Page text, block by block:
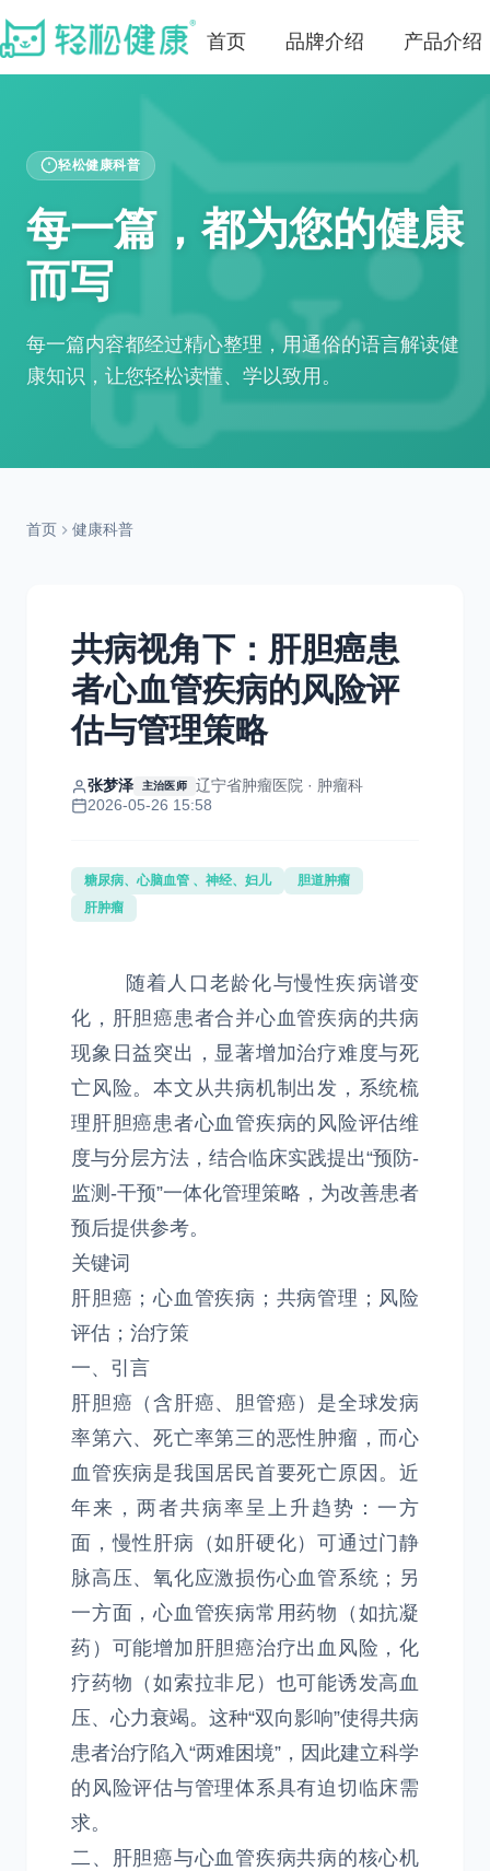
首页 品牌介绍 产品介绍
轻松健康科普
每一篇，都为您的健康
而写
每一篇内容都经过精心整理，用通俗的语言解读健
康知识，让您轻松读懂、学以致用。
首页 健康科普
共病视角下：肝胆癌患
者心血管疾病的风险评
估与管理策略
张梦泽 主治医师
辽宁省肿瘤医院 · 肿瘤科
2026-05-26 15:58
糖尿病、心脑血管 、神经、妇儿
胆道肿瘤
肝肿瘤
随着人口老龄化与慢性疾病谱变
化，肝胆癌患者合并心血管疾病的共病
现象日益突出，显著增加治疗难度与死
亡风险。本文从共病机制出发，系统梳
理肝胆癌患者心血管疾病的风险评估维
度与分层方法，结合临床实践提出“预防-
监测-干预”一体化管理策略，为改善患者
预后提供参考。
关键词
肝胆癌；心血管疾病；共病管理；风险
评估；治疗策
一、引言
肝胆癌（含肝癌、胆管癌）是全球发病
率第六、死亡率第三的恶性肿瘤，而心
血管疾病是我国居民首要死亡原因。近
年来，两者共病率呈上升趋势：一方
面，慢性肝病（如肝硬化）可通过门静
脉高压、氧化应激损伤心血管系统；另
一方面，心血管疾病常用药物（如抗凝
药）可能增加肝胆癌治疗出血风险，化
疗药物（如索拉非尼）也可能诱发高血
压、心力衰竭。这种“双向影响”使得共病
患者治疗陷入“两难困境”，因此建立科学
的风险评估与管理体系具有迫切临床需
求。
二、肝胆癌与心血管疾病共病的核心机